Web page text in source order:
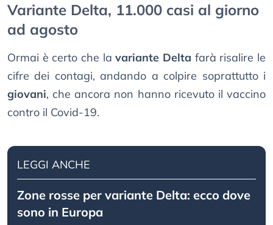
Variante Delta, 11.000 casi al giorno
ad agosto
Ormai è certo che lavariante Delta farà risalire le
cifre dei contagi, andando a colpire soprattutto i
giovani, che ancora non hanno ricevuto il vaccino
contro il Covid-19.
LEGGI ANCHE
Zone rosse per variante Delta: ecco dove
sono in Europa